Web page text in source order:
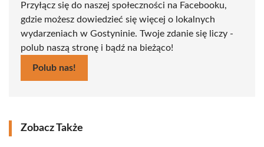
Przyłącz się do naszej społeczności na Facebooku,
gdzie możesz dowiedzieć się więcej o lokalnych
wydarzeniach w Gostyninie. Twoje zdanie się liczy -
polub naszą stronę i bądź na bieżąco!
Polub nas!
Zobacz Także